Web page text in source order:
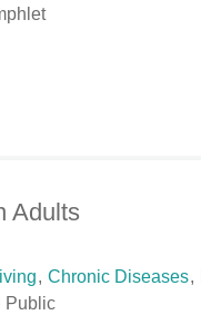
Adults
, Chronic Diseases,
Public